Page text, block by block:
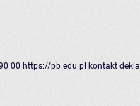
00 https://pb.edu.pl kontakt